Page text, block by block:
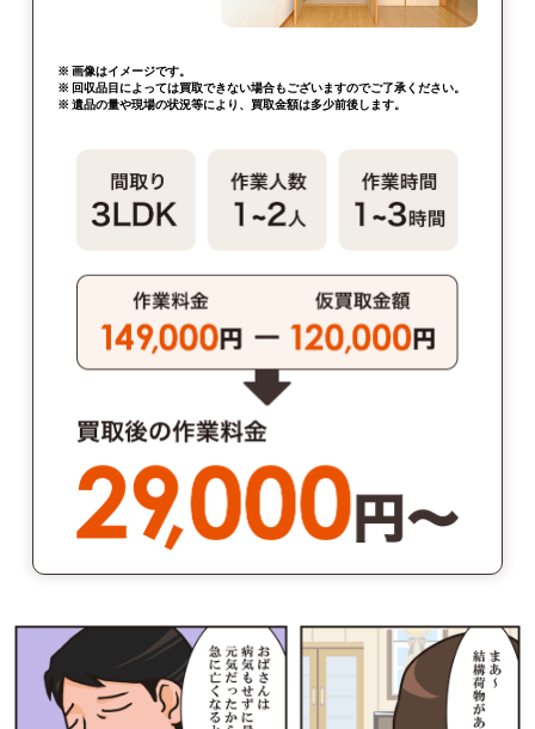
※ 画像はイメージです。
※ 回収品目によっては買取できない場合もございますのでご了承ください。
※ 遺品の量や現場の状況等により、買取金額は多少前後します。